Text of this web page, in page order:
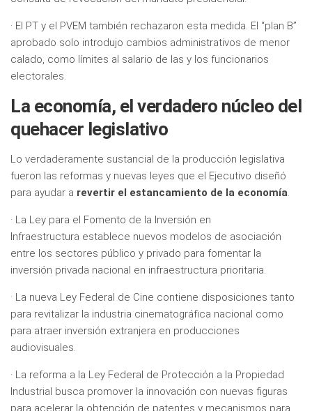
· El PT y el PVEM también rechazaron esta medida. El “plan B”
aprobado solo introdujo cambios administrativos de menor
calado, como límites al salario de las y los funcionarios
electorales.
La economía, el verdadero núcleo del
quehacer legislativo
Lo verdaderamente sustancial de la producción legislativa
fueron las reformas y nuevas leyes que el Ejecutivo diseñó
para ayudar a revertir el estancamiento de la economía.
· La Ley para el Fomento de la Inversión en
Infraestructura establece nuevos modelos de asociación
entre los sectores público y privado para fomentar la
inversión privada nacional en infraestructura prioritaria.
· La nueva Ley Federal de Cine contiene disposiciones tanto
para revitalizar la industria cinematográfica nacional como
para atraer inversión extranjera en producciones
audiovisuales.
· La reforma a la Ley Federal de Protección a la Propiedad
Industrial busca promover la innovación con nuevas figuras
para acelerar la obtención de patentes y mecanismos para